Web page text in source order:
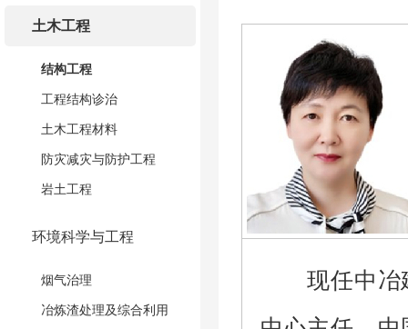
土木工程
结构工程
工程结构诊治
土木工程材料
防灾减灾与防护工程
岩土工程
环境科学与工程
烟气治理
冶炼渣处理及综合利用
现任中冶